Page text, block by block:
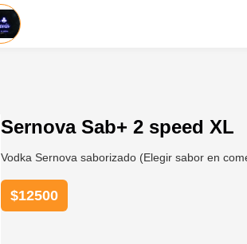
Sernova Sab+ 2 speed XL
Vodka Sernova saborizado (Elegir sabor en
$12500